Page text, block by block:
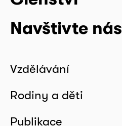
Navštivte nás
Vzdělávání
Rodiny a děti
Publikace